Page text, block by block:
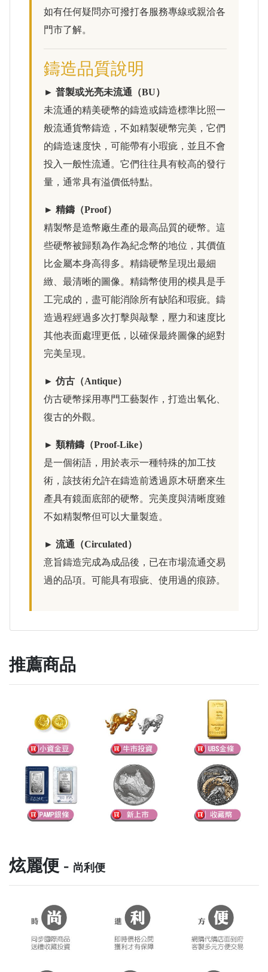
如有任何疑問亦可撥打各服務專線或親洽各
門市了解。
鑄造品質說明
► 普製或光亮未流通（BU）
未流通的精美硬幣的鑄造或鑄造標準比照一
般流通貨幣鑄造，不如精製硬幣完美，它們
的鑄造速度快，可能帶有小瑕疵，並且不會
投入一般性流通。它們往往具有較高的發行
量，通常具有溢價低特點。
► 精鑄（Proof）
精製幣是造幣廠生產的最高品質的硬幣。這
些硬幣被歸類為作為紀念幣的地位，其價值
比金屬本身高得多。精鑄硬幣呈現出最細
緻、最清晰的圖像。精鑄幣使用的模具是手
工完成的，盡可能消除所有缺陷和瑕疵。鑄
造過程經過多次打擊與敲擊，壓力和速度比
其他表面處理更低，以確保最終圖像的絕對
完美呈現。
► 仿古（Antique）
仿古硬幣採用專門工藝製作，打造出氧化、
復古的外觀。
► 類精鑄（Proof-Like）
是一個術語，用於表示一種特殊的加工技
術，該技術允許在鑄造前透過原木研磨來生
產具有鏡面底部的硬幣。完美度與清晰度雖
不如精製幣但可以大量製造。
► 流通（Circulated）
意旨鑄造完成為成品後，已在市場流通交易
過的品項。可能具有瑕疵、使用過的痕跡。
推薦商品
炫麗便 - 尚利便